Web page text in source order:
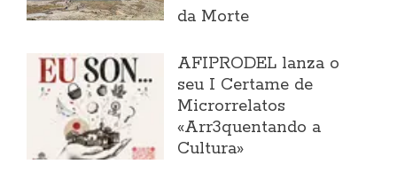
da Morte
AFIPRODEL lanza o
seu I Certame de
Microrrelatos
«Arr3quentando a
Cultura»